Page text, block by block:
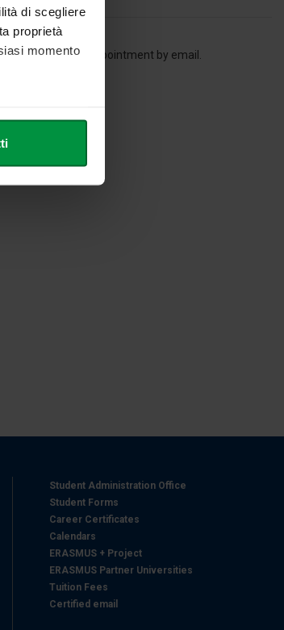
di scegliere
proprietà
momento
digitali).
request an appointment by email.
Student Administration Office
Student Forms
Career Certificates
Calendars
ERASMUS + Project
ERASMUS Partner Universities
Tuition Fees
Certified email